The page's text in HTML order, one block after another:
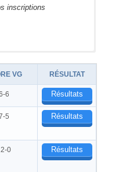
inscriptions
VG RÉSULTAT
6 Résultats
5 Résultats
0 Résultats